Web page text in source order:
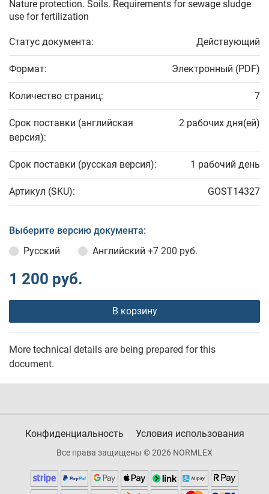
Nature protection. Soils. Requirements for sewage sludge
use for fertilization
Статус документа: Действующий
Формат: Электронный (PDF)
Количество страниц: 7
Срок поставки (английская
версия):
2 рабочих дня(ей)
Срок поставки (русская версия): 1 рабочий день
Артикул (SKU): GOST14327
Выберите версию документа:
Русский
Английский +7 200 руб.
1 200 руб.
В корзину
More technical details are being prepared for this
document.
Конфиденциальность Условия использования
Все права защищены © 2026 NORMLEX